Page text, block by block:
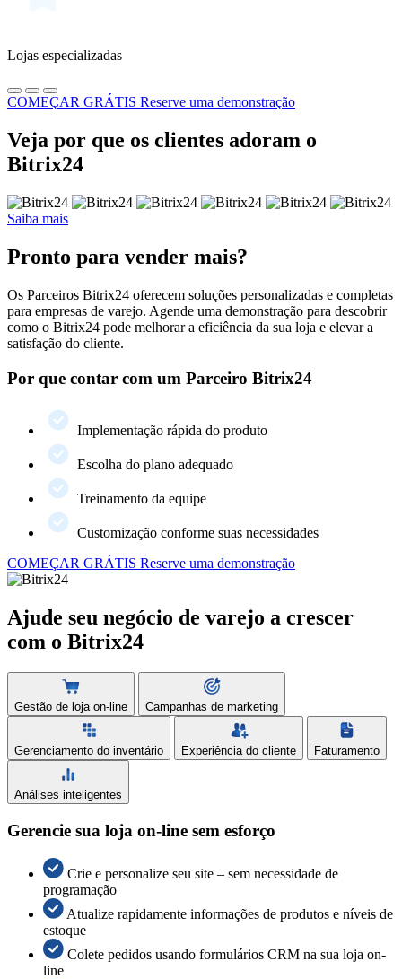
Lojas especializadas
COMEÇAR GRÁTIS Reserve uma demonstração
Veja por que os clientes adoram o
Bitrix24
Saiba mais
Pronto para vender mais?
Os Parceiros Bitrix24 oferecem soluções personalizadas e completas
para empresas de varejo. Agende uma demonstração para descobrir
como o Bitrix24 pode melhorar a eficiência da sua loja e elevar a
satisfação do cliente.
Por que contar com um Parceiro Bitrix24
Implementação rápida do produto
Escolha do plano adequado
Treinamento da equipe
Customização conforme suas necessidades
COMEÇAR GRÁTIS Reserve uma demonstração
Ajude seu negócio de varejo a crescer
com o Bitrix24
Gestão de loja on-line Campanhas de marketing
Gerenciamento do inventário Experiência do cliente Faturamento
Análises inteligentes
Gerencie sua loja on-line sem esforço
Crie e personalize seu site – sem necessidade de
programação
Atualize rapidamente informações de produtos e níveis de
estoque
Colete pedidos usando formulários CRM na sua loja on-
line